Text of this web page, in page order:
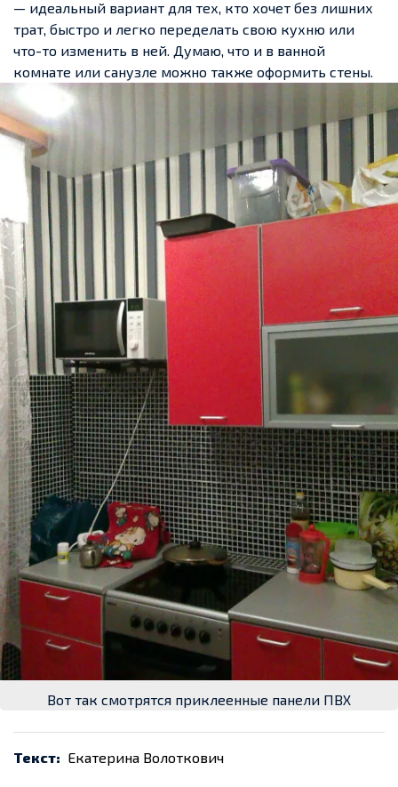
— идеальный вариант для тех, кто хочет без лишних
трат, быстро и легко переделать свою кухню или
что-то изменить в ней. Думаю, что и в ванной
комнате или санузле можно также оформить стены.
Вот так смотрятся приклеенные панели ПВХ
Текст: Екатерина Волоткович